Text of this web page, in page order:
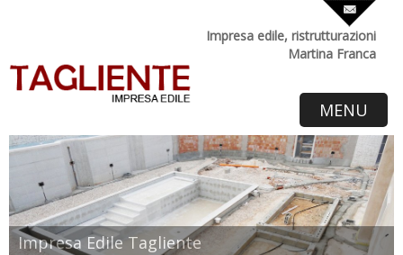
Impresa edile, ristrutturazioni
Martina Franca
MENU
Impresa Edile Tagliente